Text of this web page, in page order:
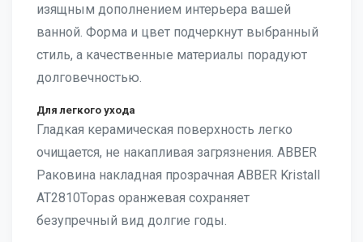
изящным дополнением интерьера вашей
ванной. Форма и цвет подчеркнут выбранный
стиль, а качественные материалы порадуют
долговечностью.
Для легкого ухода
Гладкая керамическая поверхность легко
очищается, не накапливая загрязнения. ABBER
Раковина накладная прозрачная ABBER Kristall
AT2810Topas оранжевая сохраняет
безупречный вид долгие годы.